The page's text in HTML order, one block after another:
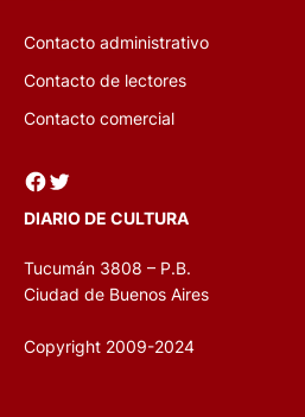
Contacto administrativo
Contacto de lectores
Contacto comercial
Facebook Twitter
DIARIO DE CULTURA
Tucumán 3808 – P.B.
Ciudad de Buenos Aires
Copyright 2009-2024